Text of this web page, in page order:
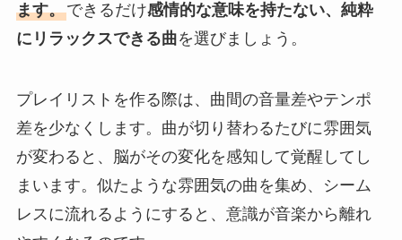
ます。できるだけ感情的な意味を持たない、純粋
にリラックスできる曲を選びましょう。
プレイリストを作る際は、曲間の音量差やテンポ
差を少なくします。曲が切り替わるたびに雰囲気
が変わると、脳がその変化を感知して覚醒してし
まいます。似たような雰囲気の曲を集め、シーム
レスに流れるようにすると、意識が音楽から離れ